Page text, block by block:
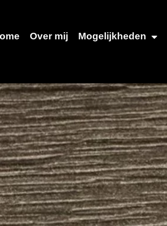
Over mij Mogelijkheden